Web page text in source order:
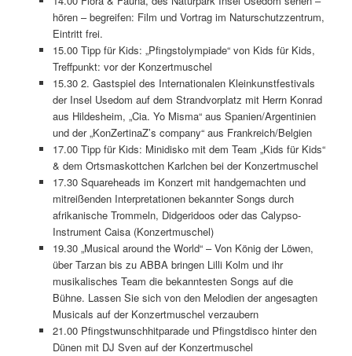
hören – begreifen: Film und Vortrag im Naturschutzzentrum,
Eintritt frei.
15.00 Tipp für Kids: „Pfingstolympiade“ von Kids für Kids,
Treffpunkt: vor der Konzertmuschel
15.30 2. Gastspiel des Internationalen Kleinkunstfestivals
der Insel Usedom auf dem Strandvorplatz mit Herrn Konrad
aus Hildesheim, „Cia. Yo Misma“ aus Spanien/Argentinien
und der „KonZertinaZ’s company“ aus Frankreich/Belgien
17.00 Tipp für Kids: Minidisko mit dem Team „Kids für Kids“
& dem Ortsmaskottchen Karlchen bei der Konzertmuschel
17.30 Squareheads im Konzert mit handgemachten und
mitreißenden Interpretationen bekannter Songs durch
afrikanische Trommeln, Didgeridoos oder das Calypso-
Instrument Caisa (Konzertmuschel)
19.30 „Musical around the World“ – Von König der Löwen,
über Tarzan bis zu ABBA bringen Lilli Kolm und ihr
musikalisches Team die bekanntesten Songs auf die
Bühne. Lassen Sie sich von den Melodien der angesagten
Musicals auf der Konzertmuschel verzaubern
21.00 Pfingstwunschhitparade und Pfingstdisco hinter den
Dünen mit DJ Sven auf der Konzertmuschel